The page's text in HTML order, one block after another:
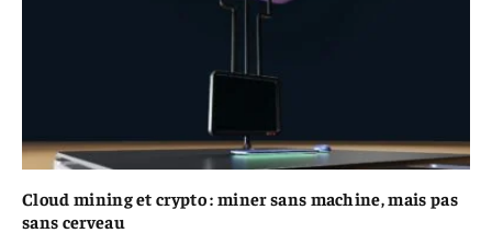
Cloud mining et crypto : miner sans machine, mais pas
sans cerveau